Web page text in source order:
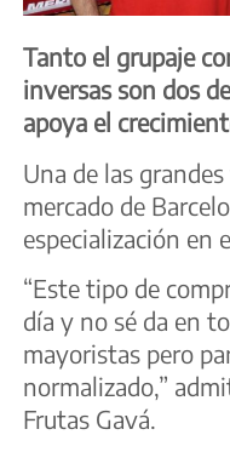
Tanto el grupaje
inversas son dos
apoya el
Una de las
mercado de
especialización en
“Este tipo de
día y no sé da en
mayoristas pero
normalizado,”
Frutas Gavá.